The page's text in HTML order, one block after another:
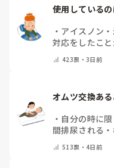
ため、排泄後の状態を
のか」を確認しながら
一度で解決することは
当て方、交換時間など
ケースもありました。
使用している
・ アイスノン ・
対応をしたこ
423票・3日前
オムツ交換あ
・ 自分の時に
間排尿される ・
まっていると快
513票・4日前